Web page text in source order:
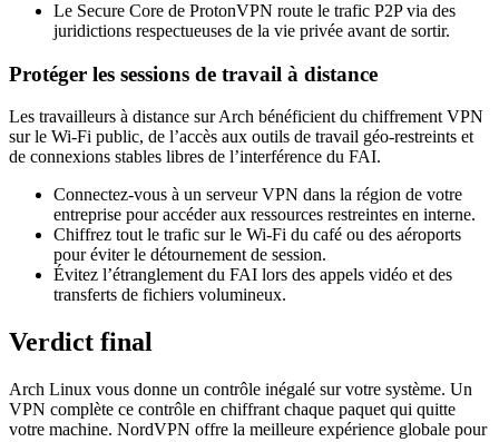
Le Secure Core de ProtonVPN route le trafic P2P via des
juridictions respectueuses de la vie privée avant de sortir.
Protéger les sessions de travail à distance
Les travailleurs à distance sur Arch bénéficient du chiffrement VPN
sur le Wi-Fi public, de l’accès aux outils de travail géo-restreints et
de connexions stables libres de l’interférence du FAI.
Connectez-vous à un serveur VPN dans la région de votre
entreprise pour accéder aux ressources restreintes en interne.
Chiffrez tout le trafic sur le Wi-Fi du café ou des aéroports
pour éviter le détournement de session.
Évitez l’étranglement du FAI lors des appels vidéo et des
transferts de fichiers volumineux.
Verdict final
Arch Linux vous donne un contrôle inégalé sur votre système. Un
VPN complète ce contrôle en chiffrant chaque paquet qui quitte
votre machine. NordVPN offre la meilleure expérience globale pour